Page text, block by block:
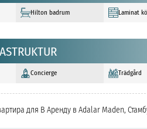
Hilton badrum Laminat
Concierge Trädgård
для В Аренду в Adalar Maden,